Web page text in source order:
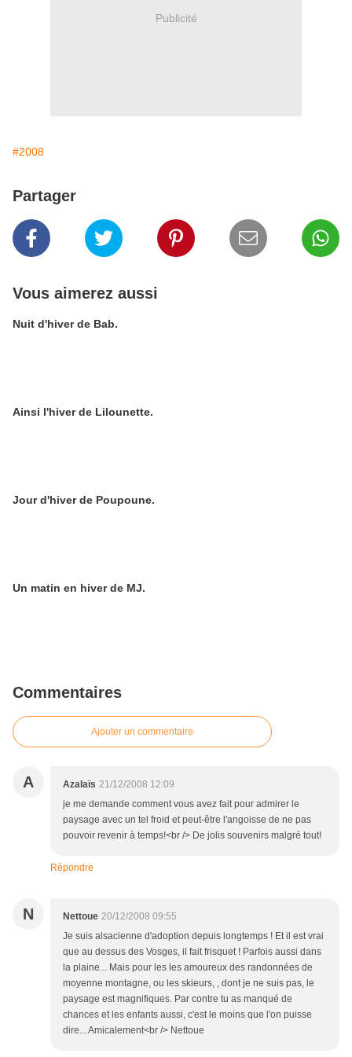
Publicité
#2008
Partager
Vous aimerez aussi
Nuit d'hiver de Bab.
Ainsi l'hiver de Lilounette.
Jour d'hiver de Poupoune.
Un matin en hiver de MJ.
Commentaires
Ajouter un commentaire
A Azalaïs 21/12/2008 12:09
je me demande comment vous avez fait pour admirer le
paysage avec un tel froid et peut-être l'angoisse de ne pas
pouvoir revenir à temps!<br /> De jolis souvenirs malgré tout!
Répondre
N Nettoue 20/12/2008 09:55
Je suis alsacienne d'adoption depuis longtemps ! Et il est vrai
que au dessus des Vosges, il fait frisquet ! Parfois aussi dans
la plaine... Mais pour les les amoureux des randonnées de
moyenne montagne, ou les skieurs, , dont je ne suis pas, le
paysage est magnifiques. Par contre tu as manqué de
chances et les enfants aussi, c'est le moins que l'on puisse
dire... Amicalement<br /> Nettoue